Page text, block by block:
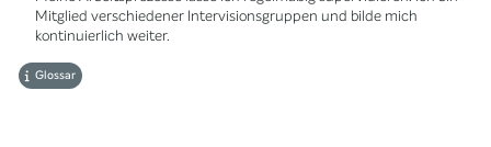
Mitglied verschiedener Intervisionsgruppen und bilde mich
kontinuierlich weiter.
Glossar